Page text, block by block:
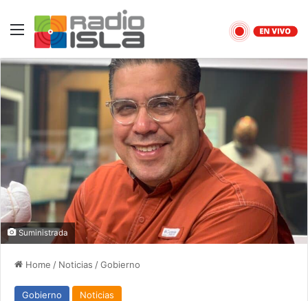
Menu
Suministrada
Home / Noticias /Gobierno
Gobierno Noticias